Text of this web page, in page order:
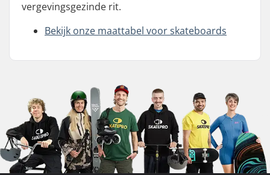
vergevingsgezinde rit.
Bekijk onze maattabel voor skateboards